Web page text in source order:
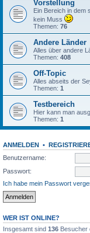
Vorstellung
Ein Bereich in dem
kein Muss
Themen: 76
Andere Länder
Alles über andere
Themen: 408
Off-Topic
Alles abseits der
Themen: 1
Testbereich
Hier kann man
Themen: 1
ANMELDEN •
Benutzername:
Passwort:
Ich habe mein Passwort
WER IST ONLINE?
Insgesamt sind 136 Besucher